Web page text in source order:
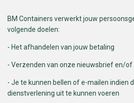
BM Containers verwerkt jouw
volgende doelen:
- Het afhandelen van jouw betaling
- Verzenden van onze nieuwsbrief en/
- Je te kunnen bellen of e-mailen indien
dienstverlening uit te kunnen voeren